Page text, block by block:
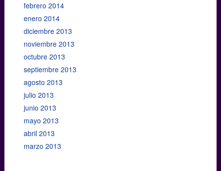
febrero 2014
enero 2014
diciembre 2013
noviembre 2013
octubre 2013
septiembre 2013
agosto 2013
julio 2013
junio 2013
mayo 2013
abril 2013
marzo 2013